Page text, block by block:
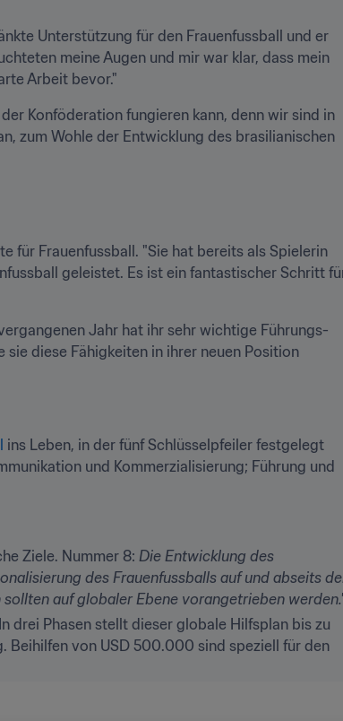
Unterstützung für den Frauenfussball und er
meine Augen und mir war klar, dass mein
Arbeit bevor."
Konföderation fungieren kann, denn wir sind in
zum Wohle der Entwicklung des brasilianischen
für Frauenfussball. "Sie hat bereits als Spielerin
geleistet. Es ist ein fantastischer Schritt
Jahr hat ihr sehr wichtige Führungs-
diese Fähigkeiten in ihrer neuen Position
ins Leben, in der fünf Schlüsselpfeiler festgelegt
und Kommerzialisierung; Führung und
Ziele. Nummer 8: Die Entwicklung des
des Frauenfussballs auf und abseits
auf globaler Ebene vorangetrieben werden.'
Beihilfen von USD 500.000 sind speziell für den